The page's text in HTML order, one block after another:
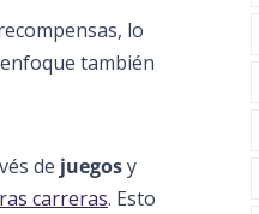
lo
también
de juegosy
carreras. Esto